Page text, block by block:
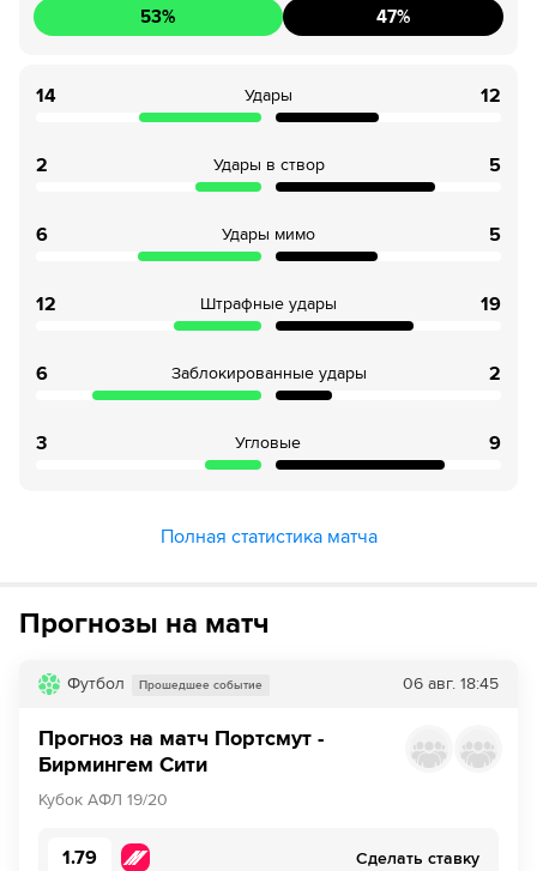
53% 47%
14 Удары 12
2 Удары в створ 5
6 Удары мимо 5
12 Штрафные удары 19
6 Заблокированные удары 2
3 Угловые 9
Полная статистика матча
Прогнозы на матч
Футбол Прошедшее событие 06 авг. 18:45
Прогноз на матч Портсмут -
Бирмингем Сити
Кубок АФЛ 19/20
1.79 Сделать ставку